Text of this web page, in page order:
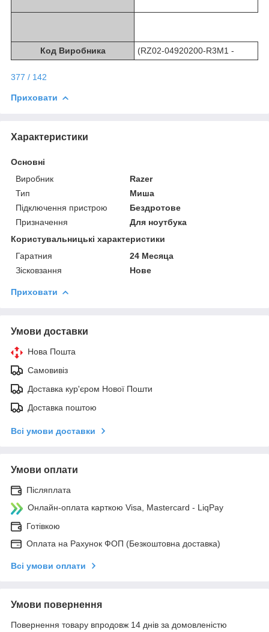
Код Виробника (RZ02-04920200-R3M1 -
377 / 142
Приховати
Характеристики
Основні
Виробник
Razer
Тип
Миша
Підключення пристрою
Бездротове
Призначення
Для ноутбука
Користувальницькі характеристики
Гаратния
24 Месяца
Зісковзання
Нове
Приховати
Умови доставки
Нова Пошта
Самовивіз
Доставка кур'єром Нової Пошти
Доставка поштою
Всі умови доставки
Умови оплати
Післяплата
Онлайн-оплата карткою Visa, Mastercard - LiqPay
Готівкою
Оплата на Рахунок ФОП (Безкоштовна доставка)
Всі умови оплати
Умови повернення
Повернення товару впродовж 14 днів за домовленістю